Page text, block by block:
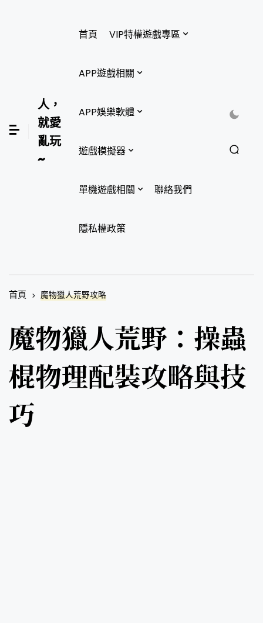
人，
就愛
亂玩
~
首頁 VIP特權遊戲專區
APP遊戲相關
APP娛樂軟體
遊戲模擬器
單機遊戲相關 聯絡我們
隱私權政策
首頁 魔物獵人荒野攻略
魔物獵人荒野：操蟲
棍物理配裝攻略與技
巧